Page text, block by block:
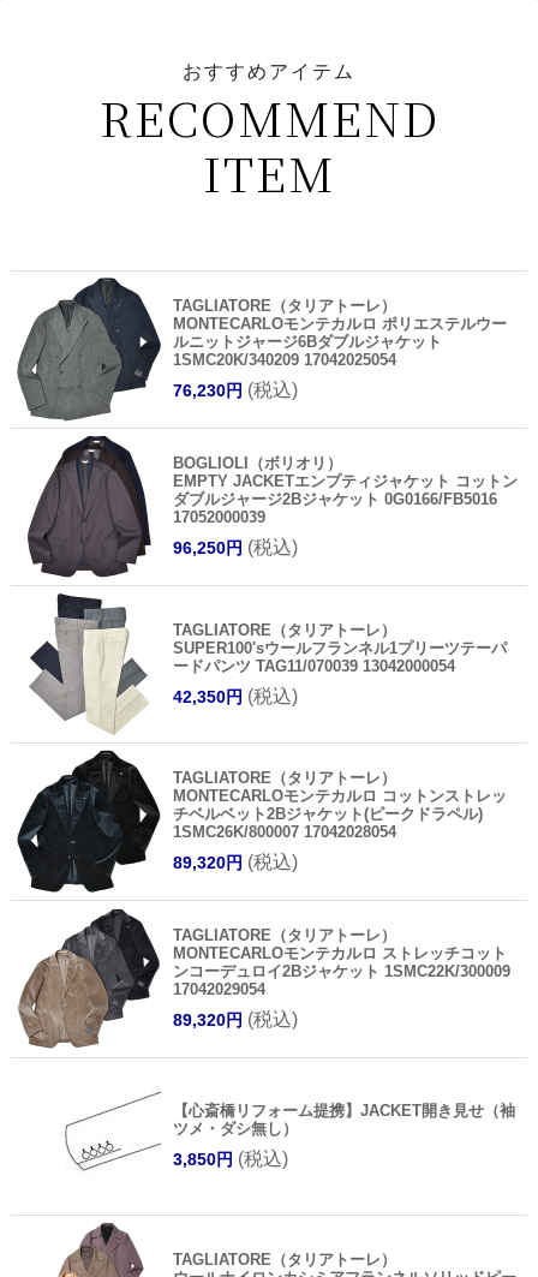
おすすめアイテム
RECOMMEND
ITEM
TAGLIATORE（タリアトーレ）
MONTECARLOモンテカルロ ポリエステルウー
ルニットジャージ6Bダブルジャケット
1SMC20K/340209 17042025054
76,230円 (税込)
BOGLIOLI（ボリオリ）
EMPTY JACKETエンプティジャケット コットン
ダブルジャージ2Bジャケット 0G0166/FB5016
17052000039
96,250円 (税込)
TAGLIATORE（タリアトーレ）
SUPER100'sウールフランネル1プリーツテーパ
ードパンツ TAG11/070039 13042000054
42,350円 (税込)
TAGLIATORE（タリアトーレ）
MONTECARLOモンテカルロ コットンストレッ
チベルベット2Bジャケット(ピークドラペル)
1SMC26K/800007 17042028054
89,320円 (税込)
TAGLIATORE（タリアトーレ）
MONTECARLOモンテカルロ ストレッチコット
ンコーデュロイ2Bジャケット 1SMC22K/300009
17042029054
89,320円 (税込)
【心斎橋リフォーム提携】JACKET開き見せ（袖
ツメ・ダシ無し）
3,850円 (税込)
TAGLIATORE（タリアトーレ）